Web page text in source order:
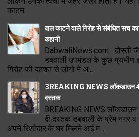
काटन...
बाल काटने वाले गिरोह से संबंधित सच
कहानी
DabwaliNews.com दोस्तों
डबवाली उपमंडल के कुछ ग्रामीण
गिरोह की दहशत से लोगो में अ...
BREAKING NEWS लॉकडाउन 4.
दस्तक
BREAKING NEWS लॉकडाउन
दी दस्तक डबवाली के प्रेम नगर व
अपने रिश्तेदार के घर मिलने आई म...